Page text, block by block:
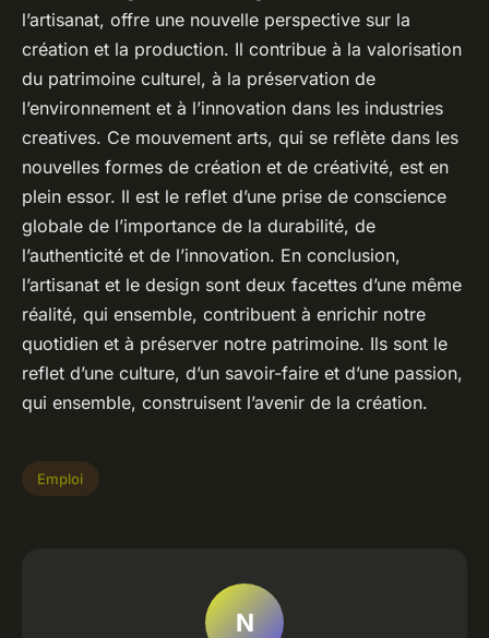
l’artisanat, offre une nouvelle perspective sur la
création et la production. Il contribue à la valorisation
du patrimoine culturel, à la préservation de
l’environnement et à l’innovation dans les industries
creatives. Ce mouvement arts, qui se reflète dans les
nouvelles formes de création et de créativité, est en
plein essor. Il est le reflet d’une prise de conscience
globale de l’importance de la durabilité, de
l’authenticité et de l’innovation. En conclusion,
l’artisanat et le design sont deux facettes d’une même
réalité, qui ensemble, contribuent à enrichir notre
quotidien et à préserver notre patrimoine. Ils sont le
reflet d’une culture, d’un savoir-faire et d’une passion,
qui ensemble, construisent l’avenir de la création.
Emploi
N